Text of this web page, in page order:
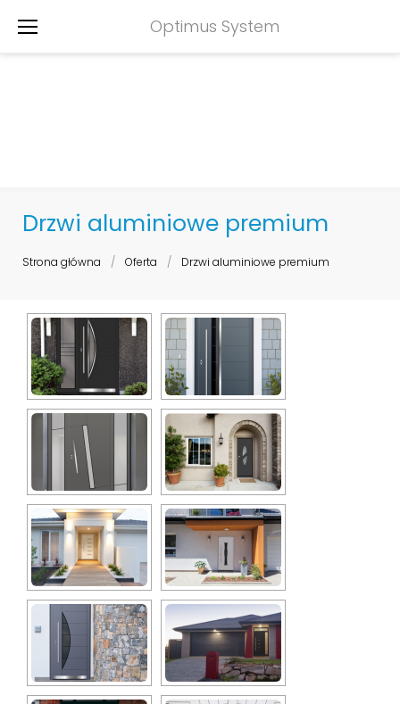
Skip
Optimus System
Drzwi aluminiowe premium
Strona główna / Oferta / Drzwi aluminiowe premium
Drzwi
aluminiowe
premium